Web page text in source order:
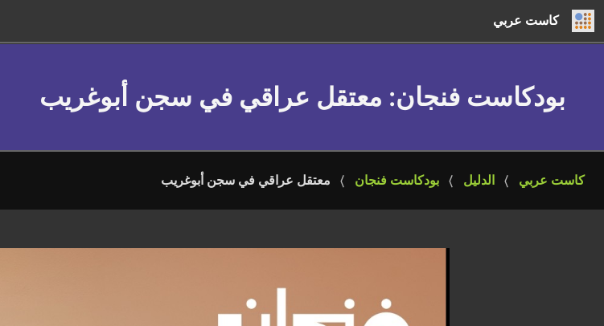
كاست عربي
بودكاست فنجان: معتقل عراقي في سجن أبوغريب
كاست عربي الدليل بودكاست فنجان معتقل عراقي في سجن أبوغريب